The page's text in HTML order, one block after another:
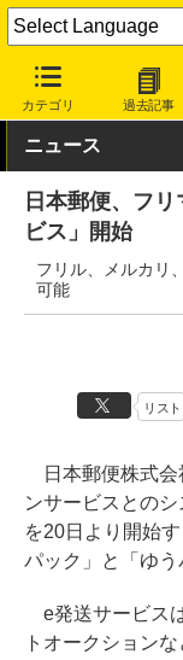
カテゴリ 過去記事
INTERNET Watch
ニュース
日本郵便、フ
ビス」開始
フリル、メルカリ
可能
リスト
日本郵便株式会
ンサービスとの
を20日より開始
パック」と「ゆう
e発送サービス
トオークション